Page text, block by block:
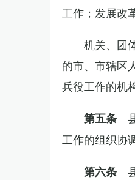
工作；发展改
机关、团
的市、市辖区
兵役工作的机
第五条
工作的组织协
第六条